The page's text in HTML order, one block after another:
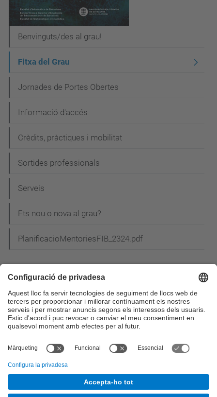
a
v
g
a
i
ó
Benvinguts/des al grau!
Fitxa del Grau
Jornades de Portes Obertes
Informació d'accés
Crèdits, pràctiques i mobilitat
Sortides professionals
Serveis
Ets nou o nova al grau?
PlanificacioMentoriesFIB_2324.pdf